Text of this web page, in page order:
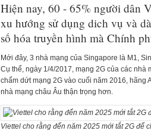
Hiện nay, 60 - 65% người dân
xu hướng sử dụng dich vụ và
số hóa truyền hình mà Chính
Mới đây, 3 nhà mạng của Singapore là M1,
Cụ thể, ngày 1/4/2017, mạng 2G của các nhà
chấm dứt mạng 2G vào cuối năm 2016, hãng
nhà mạng châu Âu thận trọng hơn.
Viettel cho rằng đến năm 2025 mới tắt 2G để